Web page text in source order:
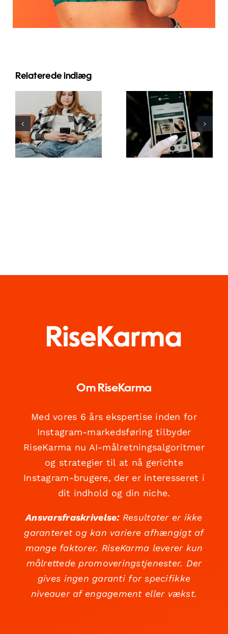
Relaterede indlæg
Innovative
strategier til
at øge
synligheden
af
Facebook-
Bedste
praksis for
brug af
augmented
reality-filtre
på sociale
Om RiseKarma
Med vores 6 års ekspertise inden for
Instagram-markedsføring tilbyder
RiseKarma nu AI-målretningsalgoritmer
og strategier til at nå gerichte
Instagram-brugere, der er interesseret i
dit indhold og din niche.
Ansvarsfraskrivelse:Resultater er ikke
garanteret og kan variere afhængigt af
mange faktorer. RiseKarma leverer kun
målrettede promoveringstjenester. Der
gives ingen garanti for specifikke
niveauer af engagement eller vækst.